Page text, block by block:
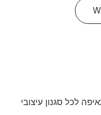
לכל סגנון עיצובי